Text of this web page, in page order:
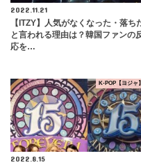
2022.11.21
【ITZY】人気がなくなった・落ち
と言われる理由は？韓国ファンの
応を…
K-POP【ヨジャ】
2022.8.15